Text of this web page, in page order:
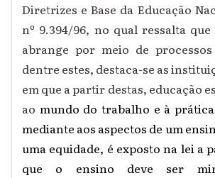
Diretrizes e Base da Educação
nº 9.394/96, no qual ressalta que
abrange por meio de
dentre estes, destaca-se as
em que a partir destas, educação
ao mundo do trabalho e à
mediante aos aspectos de um
uma equidade, é exposto na lei a
que o ensino deve ser